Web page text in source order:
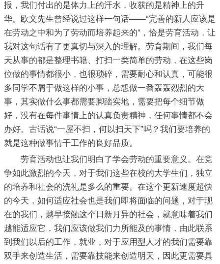
报，我们付出的是体力上的汗水，收获的是精神上的升
华。欧文先生曾经说过这样一句话——“完善的新人应该是
在劳动之中和为了劳动而培养起来的”，恰是劳育活动，让
我对这句话有了更真切与深入的理解。劳育期间，我们每
天从事的都是整理书籍、打扫一类简单的劳动，在这些岗
位做的事情都很小，也很琐碎，需要耐心和认真，可能很
多同学不屑于做这样的小事，总想做一番轰轰烈烈的大
事，其实做什么事都需要脚踏实地，需要把每个细节做
好，没有在每件事情上的认真负责精神，任何事情都不会
办好。古话说“一屋不扫，何以扫天下”吗？我们要培养的
就是这种做事情干工作的良好品质。
劳育活动也让我们明白了学会劳动的重要意义。在竞
争如此激烈的今天，对于我们这些在校的大学生们，独立
的培养和社会的洗礼是多么的重要。在这个更新速度超快
的今天，如何适应社会也是我们即将面临的问题，对于现
在的我们，越早接触这个日新月异的社会，就意味着我们
越能适应它，我们应该做我们力所能及的事情，由此联系
到我们以后的工作，就业，对于应用型人才的我们需要靠
双手来创造生活，需要靠技能来创造明天，因此更需要具